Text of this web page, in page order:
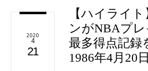
2020
4
21
【ハイライ
ンがNBAプ
最多得点記録
1986年4月20日